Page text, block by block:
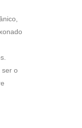
ser o